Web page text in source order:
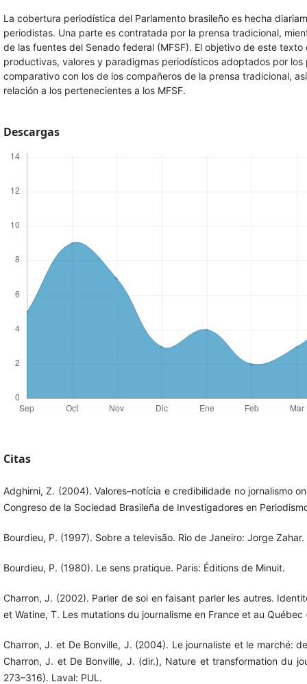
La cobertura periodística del Parlamento brasileño es hecha
periodistas. Una parte es contratada por la prensa tradicional,
de las fuentes del Senado federal (MFSF). El objetivo de este
productivas, valores y paradigmas periodísticos adoptados por los
comparativo con los de los compañeros de la prensa tradicional,
relación a los pertenecientes a los MFSF.
Descargas
Citas
Adghirni, Z. (2004). Valores–notícia e credibilidade no jornalismo
Congreso de la Sociedad Brasileña de Investigadores en
Bourdieu, P. (1997). Sobre a televisão. Rio de Janeiro: Jorge Zahar.
Bourdieu, P. (1980). Le sens pratique. Paris: Éditions de Minuit.
Charron, J. (2002). Parler de soi en faisant parler les autres.
et Watine, T. Les mutations du journalisme en France et au
Charron, J. et De Bonville, J. (2004). Le journaliste et le marché:
Charron, J. et De Bonville, J. (dir.), Nature et transformation du
273–316). Laval: PUL.